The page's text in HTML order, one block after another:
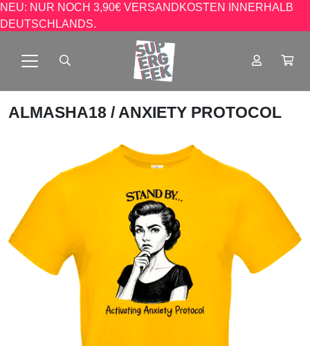
NEU: NUR NOCH 3,90€ VERSANDKOSTEN INNERHALB
DEUTSCHLANDS.
ALMASHA18 / ANXIETY PROTOCOL